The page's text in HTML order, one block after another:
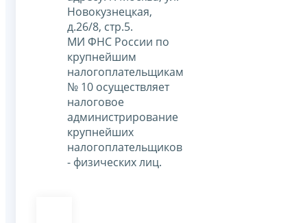
Новокузнецкая,
д.26/8, стр.5.
МИ ФНС России по
крупнейшим
налогоплательщикам
№ 10 осуществляет
налоговое
администрирование
крупнейших
налогоплательщиков
- физических лиц.